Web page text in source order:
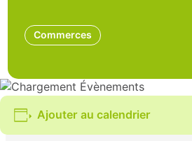
Commerces
Ajouter au calendrier